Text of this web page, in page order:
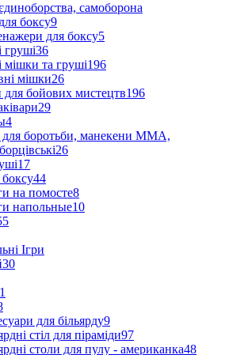
самоборона
боксу9
для боксу5
груші36
мішки та груші196
мішки26
для бойових мистецтв196
29
4
боротьби, манекени ММА,
26
17
44
на помосте8
напольные10
Ігри
30
1
для більярду9
стіл для піраміди97
столи для пулу - американка48